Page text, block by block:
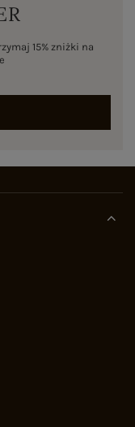
15% zniżki na